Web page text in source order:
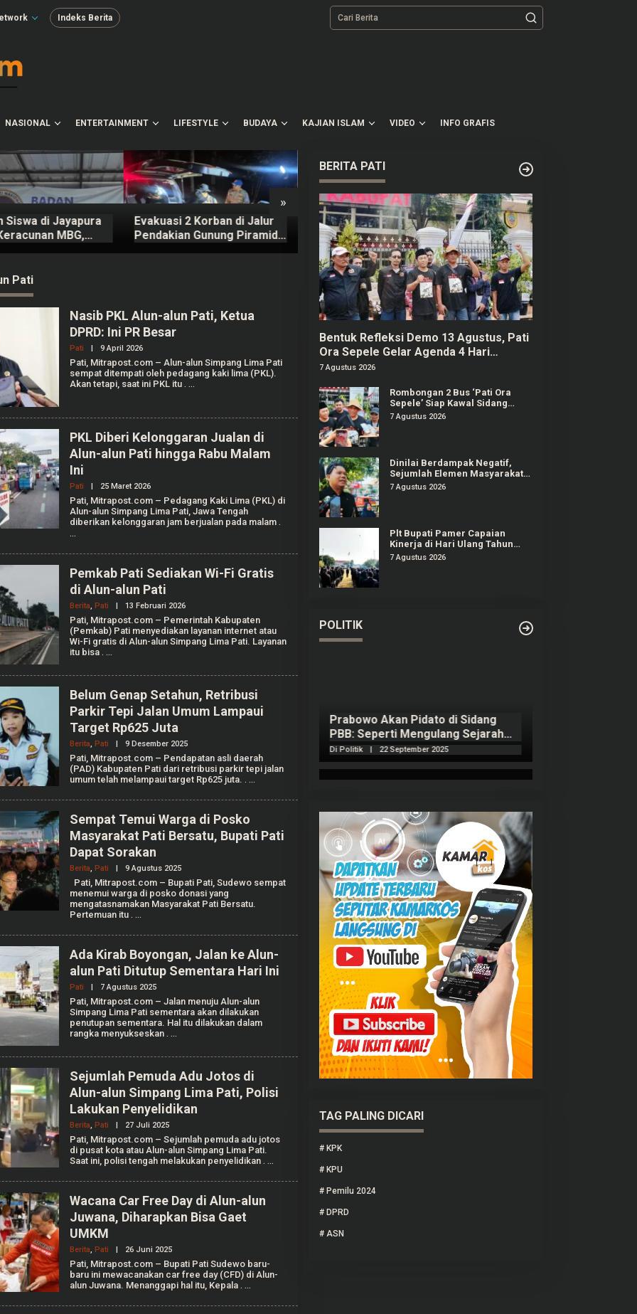
Indeks Berita
NASIONAL ENTERTAINMENT LIFESTYLE BUDAYA KAJIAN ISLAM VIDEO INFO GRAFIS
»
Siswa di Jayapura
MBG,
Evakuasi 2 Korban di Jalur
Pendakian Gunung Piramid
Cuaca Pati Diprediksi Cerah
Esok Hari, Potensi Hujan
Lokal Masih Ada
Dinilai Berdampak Negatif,
Sejumlah Elemen
Masyarakat Tayu Tolak
Sound Horeg
Pati
Nasib PKL Alun-alun Pati, Ketua
DPRD: Ini PR Besar
Pati 9 April 2026O
E
H
I
A
W
J
Pati, Mitrapost.com – Alun-alun Simpang Lima Pati
sempat ditempati oleh pedagang kaki lima (PKL).
Akan tetapi, saat ini PKL itu .
PKL Diberi Kelonggaran Jualan di
Alun-alun Pati hingga Rabu Malam
Ini
Pati 25 Maret 2026O
E
H
I
A
W
I
J
I
Pati, Mitrapost.com – Pedagang Kaki Lima (PKL) di
Alun-alun Simpang Lima Pati, Jawa Tengah
diberikan kelonggaran jam berjualan pada malam .
Pemkab Pati Sediakan Wi-Fi Gratis
di Alun-alun Pati
Berita, Pati 13 Februari 2026O
E
H
I
A
W
J
Pati, Mitrapost.com – Pemerintah Kabupaten
(Pemkab) Pati menyediakan layanan internet atau
Wi-Fi gratis di Alun-alun Simpang Lima Pati. Layanan
itu bisa .
Belum Genap Setahun, Retribusi
Parkir Tepi Jalan Umum Lampaui
Target Rp625 Juta
Berita, Pati 9 Desember 2025O
E
H
I
M
W
Pati, Mitrapost.com – Pendapatan asli daerah
(PAD) Kabupaten Pati dari retribusi parkir tepi jalan
umum telah melampaui target Rp625 juta. .
Sempat Temui Warga di Posko
Masyarakat Pati Bersatu, Bupati Pati
Dapat Sorakan
Berita, Pati 9 Agustus 2025O
E
H
I
A
W
I
J
Pati, Mitrapost.com – Bupati Pati, Sudewo sempat
menemui warga di posko donasi yang
mengatasnamakan Masyarakat Pati Bersatu.
Pertemuan itu .
Ada Kirab Boyongan, Jalan ke Alun-
alun Pati Ditutup Sementara Hari Ini
Pati 7 Agustus 2025O
H
I
L
A
W
J
I
Pati, Mitrapost.com – Jalan menuju Alun-alun
Simpang Lima Pati sementara akan dilakukan
penutupan sementara. Hal itu dilakukan dalam
rangka menyukseskan .
Sejumlah Pemuda Adu Jotos di
Alun-alun Simpang Lima Pati, Polisi
Lakukan Penyelidikan
Berita, Pati 27 Juli 2025O
L
E
H
I
A
M
W
I
Pati, Mitrapost.com – Sejumlah pemuda adu jotos
di pusat kota atau Alun-alun Simpang Lima Pati.
Saat ini, polisi tengah melakukan penyelidikan .
Wacana Car Free Day di Alun-alun
Juwana, Diharapkan Bisa Gaet
UMKM
Berita, Pati 26 Juni 2025O
E
H
I
Pati, Mitrapost.com – Bupati Pati Sudewo baru-
baru ini mewacanakan car free day (CFD) di Alun-
alun Juwana. Menanggapi hal itu, Kepala .
BERITA PATI
Bentuk Refleksi Demo 13 Agustus, Pati
Ora Sepele Gelar Agenda 4 Hari
Berturut-turut
7 Agustus 2026
Rombongan 2 Bus ‘Pati Ora
Sepele’ Siap Kawal Sidang
Sudewo Senin Mendatang
7 Agustus 2026
Dinilai Berdampak Negatif,
Sejumlah Elemen Masyarakat
Tayu Tolak Sound Horeg
7 Agustus 2026
Plt Bupati Pamer Capaian
Kinerja di Hari Ulang Tahun
Pati ke-703
7 Agustus 2026
POLITIK
Gerindra Tuding Ketua Pansus ‘Ada
Main’ dengan Masyarakat Pati
Bersatu
Di Pati, Politik | 25 September 2025
Prabowo Akan Pidato di Sidang
PBB: Seperti Mengulang Sejarah
Sang Ayah
Di Politik | 22 September 2025
TAG PALING DICARI
# KPK
# KPU
# Pemilu 2024
# DPRD
# ASN